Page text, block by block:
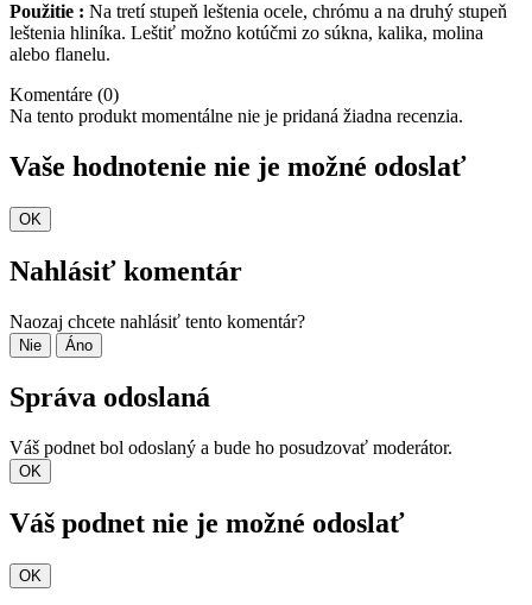
Použitie : Na tretí stupeň leštenia ocele, chrómu a na druhý stupeň
leštenia hliníka. Leštiť možno kotúčmi zo súkna, kalika, molina
alebo flanelu.
Komentáre (0)
Na tento produkt momentálne nie je pridaná žiadna recenzia.
Vaše hodnotenie nie je možné odoslať
OK
Nahlásiť komentár
Naozaj chcete nahlásiť tento komentár?
Nie Áno
Správa odoslaná
Váš podnet bol odoslaný a bude ho posudzovať moderátor.
OK
Váš podnet nie je možné odoslať
OK